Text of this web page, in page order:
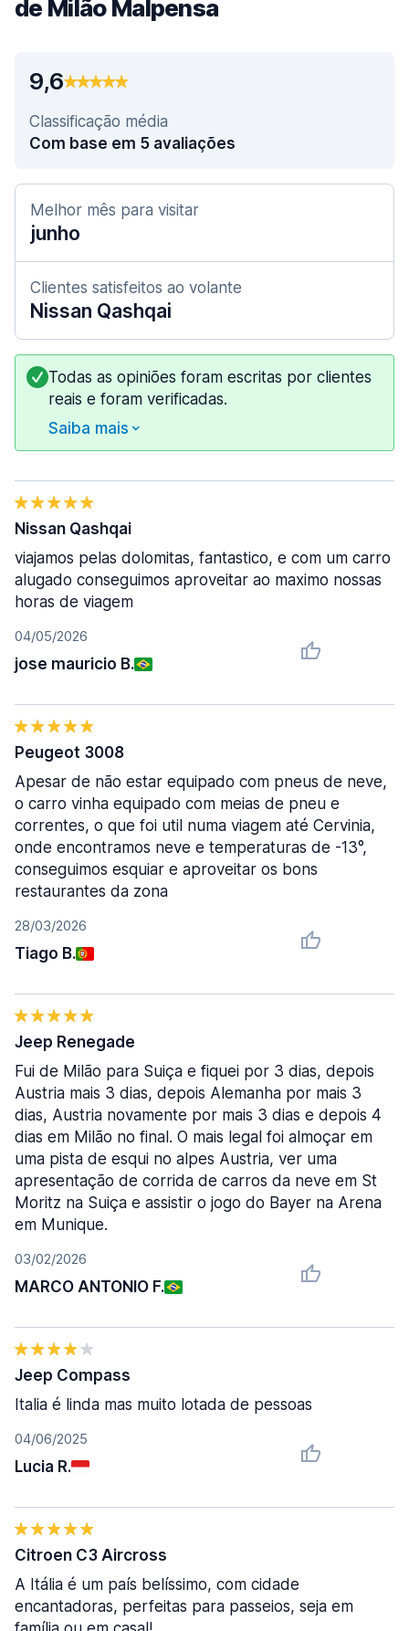
de Milão Malpensa
9,6
Classificação média
Com base em 5 avaliações
Melhor mês para visitar
junho
Clientes satisfeitos ao volante
Nissan Qashqai
Todas as opiniões foram escritas por clientes
reais e foram verificadas.
Saiba mais
04/05/2026
jose mauricio B.
Nissan Qashqai
viajamos pelas dolomitas, fantastico, e com um carro
alugado conseguimos aproveitar ao maximo nossas
horas de viagem
28/03/2026
Tiago B.
Peugeot 3008
Apesar de não estar equipado com pneus de neve,
o carro vinha equipado com meias de pneu e
correntes, o que foi util numa viagem até Cervinia,
onde encontramos neve e temperaturas de -13°,
conseguimos esquiar e aproveitar os bons
restaurantes da zona
03/02/2026
MARCO ANTONIO F.
Jeep Renegade
Fui de Milão para Suiça e fiquei por 3 dias, depois
Austria mais 3 dias, depois Alemanha por mais 3
dias, Austria novamente por mais 3 dias e depois 4
dias em Milão no final. O mais legal foi almoçar em
uma pista de esqui no alpes Austria, ver uma
apresentação de corrida de carros da neve em St
Moritz na Suiça e assistir o jogo do Bayer na Arena
em Munique.
04/06/2025
Lucia R.
Jeep Compass
Italia é linda mas muito lotada de pessoas
Citroen C3 Aircross
A Itália é um país belíssimo, com cidade
encantadoras, perfeitas para passeios, seja em